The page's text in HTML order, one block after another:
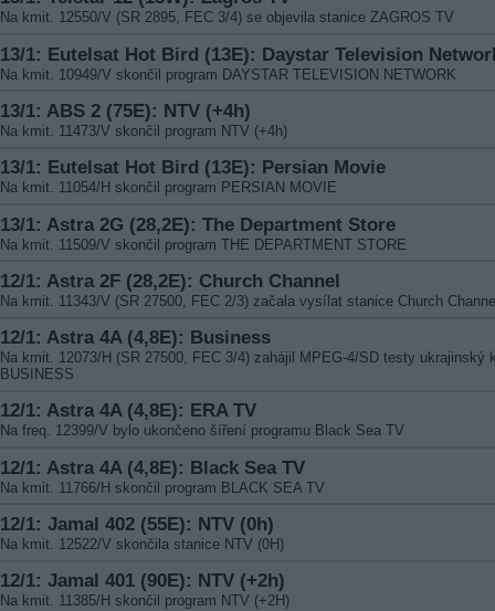
Na kmit. 12550/V (SR 2895, FEC 3/4) se objevila stanice ZAGROS TV
13/1: Eutelsat Hot Bird (13E): Daystar Television
Na kmit. 10949/V skončil program DAYSTAR TELEVISION NETWORK
13/1: ABS 2 (75E): NTV (+4h)
Na kmit. 11473/V skončil program NTV (+4h)
13/1: Eutelsat Hot Bird (13E): Persian Movie
Na kmit. 11054/H skončil program PERSIAN MOVIE
13/1: Astra 2G (28,2E): The Department Store
Na kmit. 11509/V skončil program THE DEPARTMENT STORE
12/1: Astra 2F (28,2E): Church Channel
Na kmit. 11343/V (SR 27500, FEC 2/3) začala vysílat stanice Church
12/1: Astra 4A (4,8E): Business
Na kmit. 12073/H (SR 27500, FEC 3/4) zahájil MPEG-4/SD testy ukrajinský
BUSINESS
12/1: Astra 4A (4,8E): ERA TV
Na freq. 12399/V bylo ukončeno šíření programu Black Sea TV
12/1: Astra 4A (4,8E): Black Sea TV
Na kmit. 11766/H skončil program BLACK SEA TV
12/1: Jamal 402 (55E): NTV (0h)
Na kmit. 12522/V skončila stanice NTV (0H)
12/1: Jamal 401 (90E): NTV (+2h)
Na kmit. 11385/H skončil program NTV (+2H)